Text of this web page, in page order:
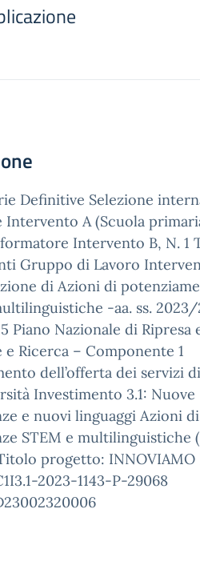
Definitive Selezione
A (Scuola
Intervento B, N. 1
Gruppo di Lavoro
di Azioni di
-aa. ss.
Piano Nazionale di Ripresa
Ricerca – Componente 1
dell’offerta dei servizi
Investimento 3.1: Nuove
e nuovi linguaggi Azioni
STEM e multilinguistiche
progetto: INNOVIAMO
2023-1143-P-29068